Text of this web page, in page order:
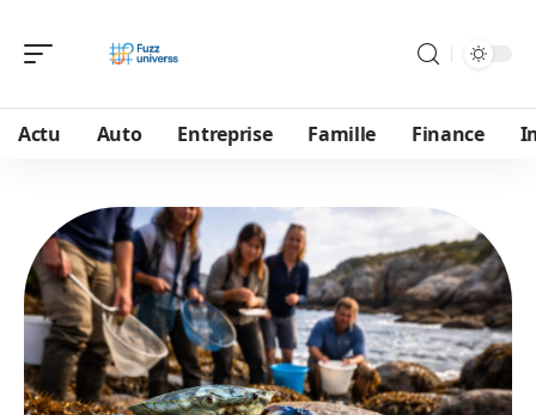
Actu Auto Entreprise Famille Finance